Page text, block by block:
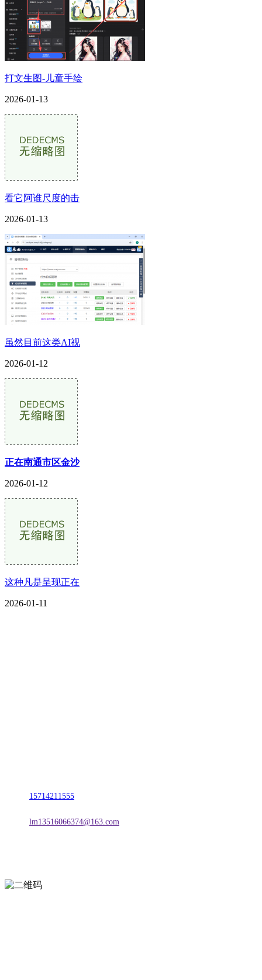
打文生图-儿童手绘
2026-01-13
看它阿谁尺度的击
2026-01-13
虽然目前这类AI视
2026-01-12
正在南通市区金沙
2026-01-12
这种凡是呈现正在
2026-01-11
15714211555
lm13516066374@163.com